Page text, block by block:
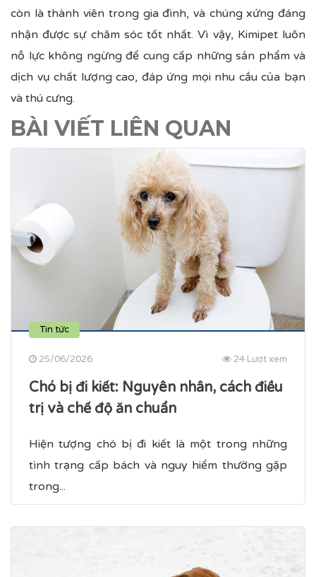
còn là thành viên trong gia đình, và chúng xứng đáng
nhận được sự chăm sóc tốt nhất. Vì vậy, Kimipet luôn
nỗ lực không ngừng để cung cấp những sản phẩm và
dịch vụ chất lượng cao, đáp ứng mọi nhu cầu của bạn
và thú cưng.
BÀI VIẾT LIÊN QUAN
Tin tức
25/06/2026 24 Lượt xem
Chó bị đi kiết​: Nguyên nhân, cách điều
trị và chế độ ăn chuẩn
Hiện tượng chó bị đi kiết là một trong những
tình trạng cấp bách và nguy hiểm thường gặp
trong...